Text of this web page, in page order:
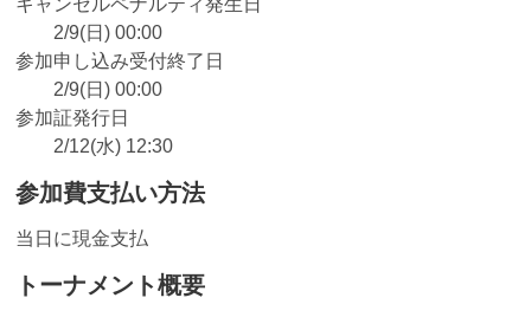
2/9(日) 00:00
参加申し込み受付終了日
2/9(日) 00:00
参加証発行日
2/12(水) 12:30
参加費支払い方法
当日に現金支払
トーナメント概要